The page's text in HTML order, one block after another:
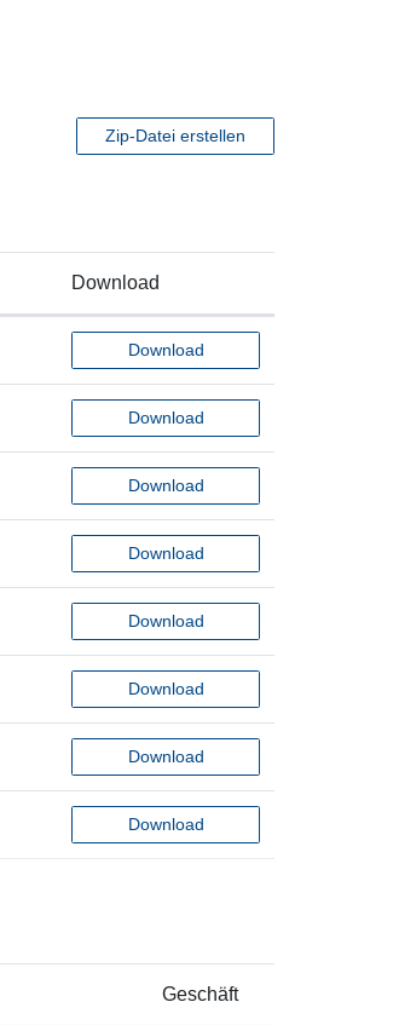
Zip-Datei erstellen
Download
Download
Download
Download
Download
Download
Download
Download
Download
Geschäft